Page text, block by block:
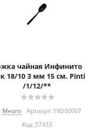
чайная Инфинито
3 мм 15 см. Pinti
/1/12/**
Много
Артикул: 19D00007
Код: 57433